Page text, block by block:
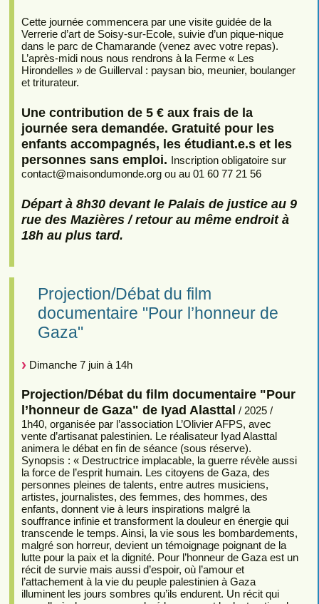
Cette journée commencera par une visite guidée de la
Verrerie d’art de Soisy-sur-Ecole, suivie d’un pique-nique
dans le parc de Chamarande (venez avec votre repas).
L’après-midi nous nous rendrons à la Ferme « Les
Hirondelles » de Guillerval : paysan bio, meunier, boulanger
et triturateur.
Une contribution de 5 € aux frais de la
journée sera demandée. Gratuité pour les
enfants accompagnés, les étudiant.e.s et les
personnes sans emploi. Inscription obligatoire sur
contact@maisondumonde.org ou au 01 60 77 21 56
Départ à 8h30 devant le Palais de justice au 9
rue des Mazières / retour au même endroit à
18h au plus tard.
Projection/Débat du film
documentaire "Pour l’honneur de
Gaza"
Dimanche 7 juin à 14h
Projection/Débat du film documentaire "Pour
l’honneur de Gaza" de Iyad Alasttal / 2025 /
1h40, organisée par l’association L’Olivier AFPS, avec
vente d’artisanat palestinien. Le réalisateur Iyad Alasttal
animera le débat en fin de séance (sous réserve).
Synopsis : « Destructrice implacable, la guerre révèle aussi
la force de l’esprit humain. Les citoyens de Gaza, des
personnes pleines de talents, entre autres musiciens,
artistes, journalistes, des femmes, des hommes, des
enfants, donnent vie à leurs inspirations malgré la
souffrance infinie et transforment la douleur en énergie qui
transcende le temps. Ainsi, la vie sous les bombardements,
malgré son horreur, devient un témoignage poignant de la
lutte pour la paix et la dignité. Pour l’honneur de Gaza est un
récit de survie mais aussi d’espoir, où l’amour et
l’attachement à la vie du peuple palestinien à Gaza
illuminent les jours sombres qu’ils endurent. Un récit qui